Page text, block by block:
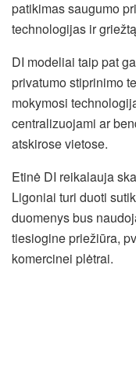
patikimas saugumo
technologijas ir
DI modeliai taip pat
privatumo stiprinimo
mokymosi
centralizuojami ar
atskirose vietose.
Etinė DI reikalauja
Ligoniai turi duoti
duomenys bus
tiesiogine priežiūra,
komercinei plėtrai.